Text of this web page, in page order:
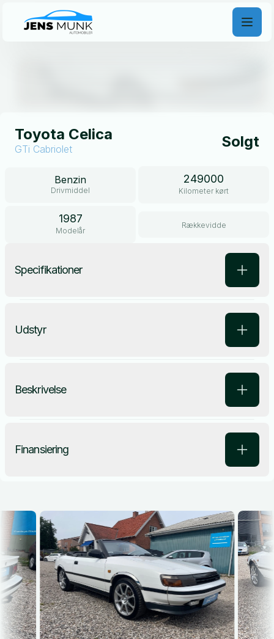
Toyota Celica
GTi Cabriolet Solgt
Benzin
Drivmiddel
249000
Kilometer kørt
1987
Modelår
Rækkevidde
Specifikationer
Udstyr
Beskrivelse
Finansiering